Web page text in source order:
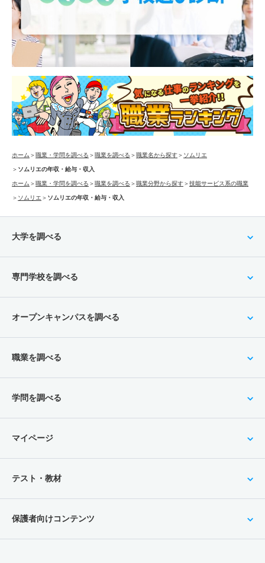
ホーム ＞職業・学問を調べる ＞職業を調べる ＞職業名から探す＞ ソムリエ
＞ ソムリエの年収・給与・収入
ホーム ＞職業・学問を調べる ＞職業を調べる ＞職業分野から探す＞技能サービス系の職業
＞ ソムリエ ＞ ソムリエの年収・給与・収入
大学を調べる
専門学校を調べる
オープンキャンパスを調べる
職業を調べる
学問を調べる
マイページ
テスト・教材
保護者向けコンテンツ